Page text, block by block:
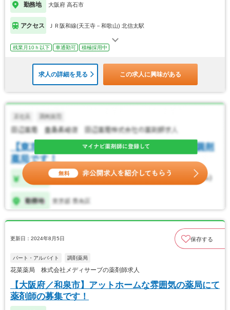
勤務地 大阪府 高石市
アクセス ＪＲ阪和線(天王寺－和歌山) 北信太駅
残業月10ｈ以下 車通勤可 積極採用中
求人の詳細を見る この求人に興味がある
更新日：2024年8月5日 保存する
パート・アルバイト 調剤薬局
花菜薬局 株式会社メディサーブの薬剤師求人
【大阪府／和泉市】アットホームな雰囲気の薬局にて
薬剤師の募集です！